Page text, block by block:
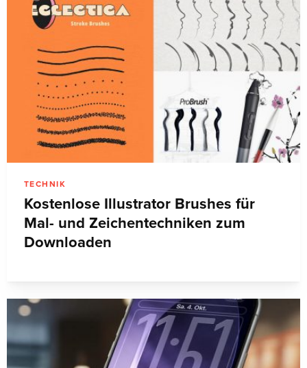
TECHNIK
Kostenlose Illustrator Brushes für
Mal- und Zeichentechniken zum
Downloaden